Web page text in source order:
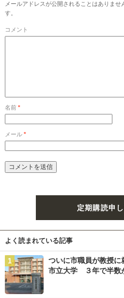
メールアドレスが公開されることはありま
す。
コメント
名前 *
メール *
定期購読申
よく読まれている記事
ついに市職員が教授
市立大学 ３年で半数